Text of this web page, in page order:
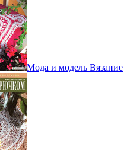
Мода и модель Вязание